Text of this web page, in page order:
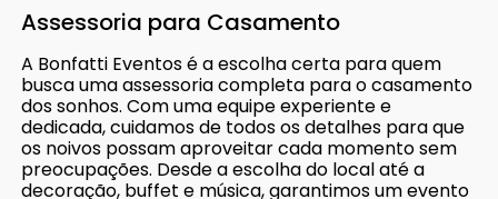
Assessoria para Casamento
A Bonfatti Eventos é a escolha certa para quem
busca uma assessoria completa para o casamento
dos sonhos. Com uma equipe experiente e
dedicada, cuidamos de todos os detalhes para que
os noivos possam aproveitar cada momento sem
preocupações. Desde a escolha do local até a
decoração, buffet e música, garantimos um evento